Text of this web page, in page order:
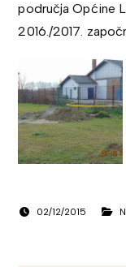
područja Općine
2016./2017.
02/12/2015